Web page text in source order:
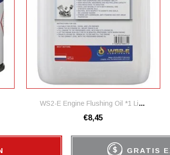
WS2-E Engine Flushing Oil *1 Liter
€8,45
GRATIS